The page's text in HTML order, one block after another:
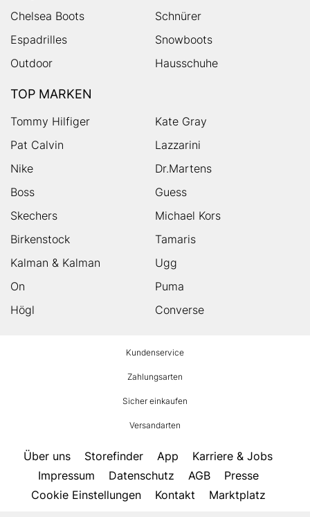
Chelsea Boots
Schnürer
Espadrilles
Snowboots
Outdoor
Hausschuhe
TOP MARKEN
Tommy Hilfiger
Kate Gray
Pat Calvin
Lazzarini
Nike
Dr.Martens
Boss
Guess
Skechers
Michael Kors
Birkenstock
Tamaris
Kalman & Kalman
Ugg
On
Puma
Högl
Converse
Kundenservice
Zahlungsarten
Sicher einkaufen
Versandarten
Über uns Storefinder App
Karriere & Jobs
Impressum
Datenschutz AGB
Presse
Cookie Einstellungen
Kontakt Marktplatz